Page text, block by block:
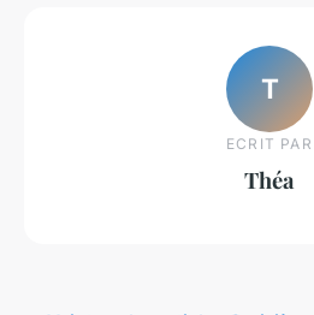
T
ECRIT PAR
Théa